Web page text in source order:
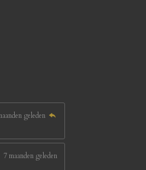
geleden
7 maanden geleden